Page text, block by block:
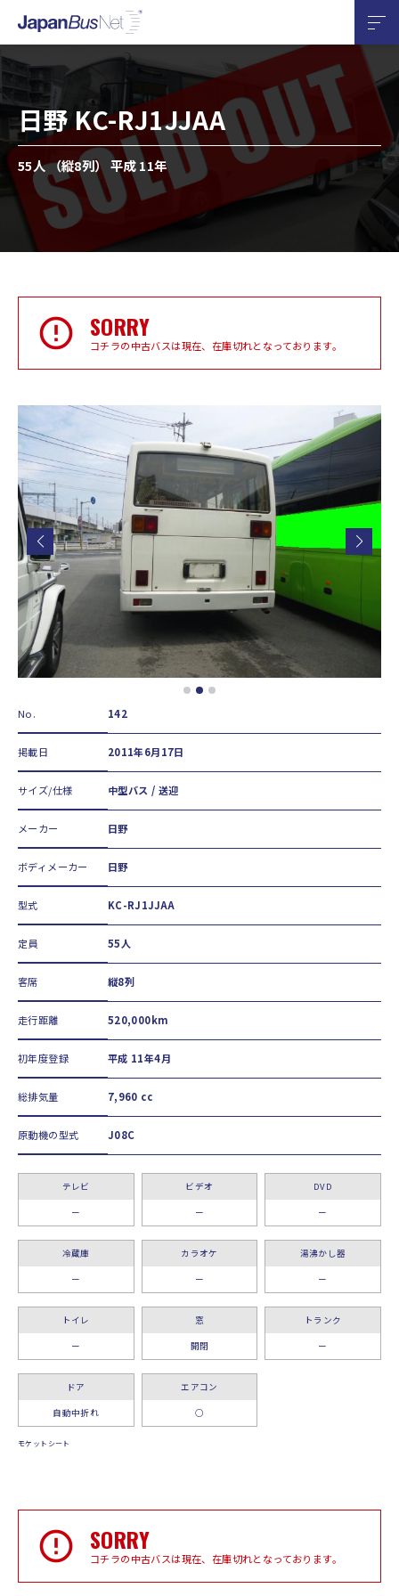
日野 KC-RJ1JJAA
55人 （縦8列） 平成 11年
SORRY
コチラの中古バスは現在、在庫切れとなっております。
No. 142
掲載日 2011年6月17日
サイズ/仕様 中型バス / 送迎
メーカー 日野
ボディメーカー 日野
型式 KC-RJ1JJAA
定員 55人
客席 縦8列
走行距離 520,000km
初年度登録 平成 11年4月
総排気量 7,960 cc
原動機の型式 J08C
テレビ
ー
ビデオ
ー
DVD
ー
冷蔵庫
ー
カラオケ
ー
湯沸かし器
ー
トイレ
ー
窓
開閉
トランク
ー
ドア
自動中折れ
エアコン
○
モケットシート
SORRY
コチラの中古バスは現在、在庫切れとなっております。